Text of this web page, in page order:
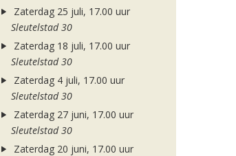
Zaterdag 25 juli, 17.00 uur
Sleutelstad 30
Zaterdag 18 juli, 17.00 uur
Sleutelstad 30
Zaterdag 4 juli, 17.00 uur
Sleutelstad 30
Zaterdag 27 juni, 17.00 uur
Sleutelstad 30
Zaterdag 20 juni, 17.00 uur